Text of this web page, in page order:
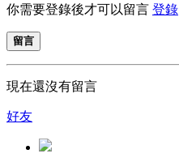
你需要登錄後才可以留言 登錄
留言
現在還沒有留言
好友